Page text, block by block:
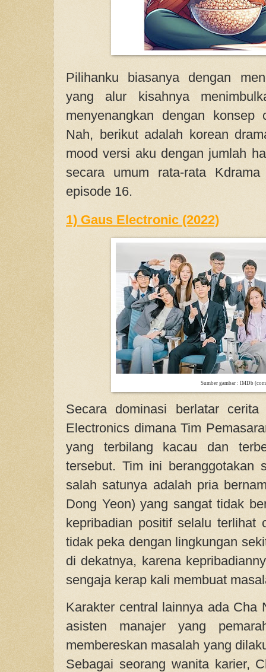
Pilihanku biasanya dengan
yang alur kisahnya
menyenangkan dengan
Nah, berikut adalah korean
mood versi aku dengan jumlah
secara umum rata-rata
episode 16.
1) Gaus Electronic (2022)
Sumber gambar : IMDb
Secara dominasi berlatar
Electronics dimana Tim
yang terbilang kacau dan
tersebut. Tim ini beranggotakan
salah satunya adalah pria
Dong Yeon) yang sangat tidak
kepribadian positif selalu terlihat
tidak peka dengan lingkungan
di dekatnya, karena
sengaja kerap kali membuat
Karakter central lainnya ada Cha
asisten manajer yang
membereskan masalah yang
Sebagai seorang wanita karier,